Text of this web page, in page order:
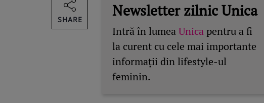
Newsletter zilnic Unica
Intră în lumeaUnica pentru a fi
la curent cu cele mai importante
informații din lifestyle-ul
feminin.
SHARE